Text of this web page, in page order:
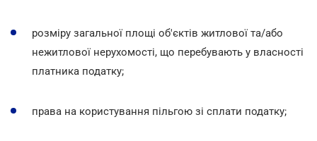
розміру загальної площі об'єктів житлової та/або
нежитлової нерухомості, що перебувають у власності
платника податку;
права на користування пільгою зі сплати податку;